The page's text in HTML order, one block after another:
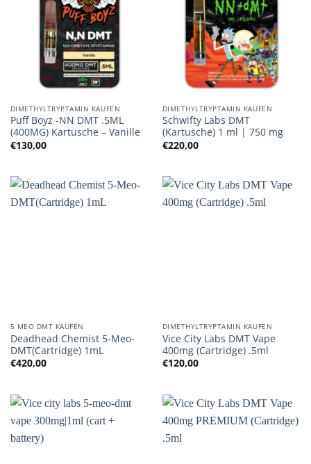
DIMETHYLTRYPTAMIN KAUFEN
Puff Boyz -NN DMT .5ML
(400MG) Kartusche – Vanille
€130,00
DIMETHYLTRYPTAMIN KAUFEN
Schwifty Labs DMT
(Kartusche) 1 ml | 750 mg
€220,00
5 MEO DMT KAUFEN
Deadhead Chemist 5-Meo-
DMT(Cartridge) 1mL
€420,00
DIMETHYLTRYPTAMIN KAUFEN
Vice City Labs DMT Vape
400mg (Cartridge) .5ml
€120,00